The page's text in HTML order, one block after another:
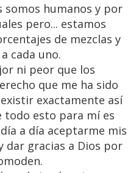
somos humanos y por
pero... estamos
de mezclas y
cada uno.
ni peor que los
que me ha sido
exactamente así
todo esto para mí es
a día aceptarme mis
dar gracias a Dios por